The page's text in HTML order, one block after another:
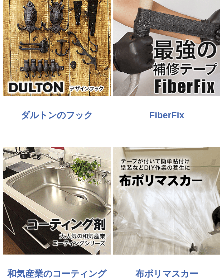
ダルトンのフック FiberFix
和気産業のコーティング 布ポリマスカー